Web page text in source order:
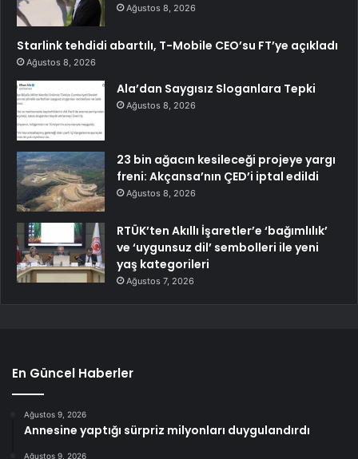
Ağustos 8, 2026
Starlink tehdidi abartılı, T-Mobile CEO’su FT’ye açıkladı
Ağustos 8, 2026
Ala’dan Saygısız Sloganlara Tepki
Ağustos 8, 2026
23 bin ağacın kesileceği projeye yargı
freni: Akçansa’nın ÇED’i iptal edildi
Ağustos 8, 2026
RTÜK’ten Akıllı İşaretler’e ‘bağımlılık’
ve ‘uygunsuz dil’ sembolleri ile yeni
yaş kategorileri
Ağustos 7, 2026
En Güncel Haberler
Ağustos 9, 2026
Annesine yaptığı sürpriz milyonları duygulandırdı
Ağustos 9, 2026